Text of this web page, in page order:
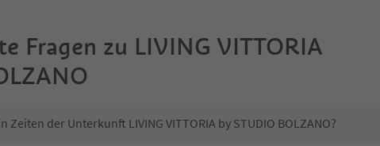
Fragen zu LIVING VITTORIA
Zeiten der Unterkunft LIVING VITTORIA by STUDIO BOLZANO?